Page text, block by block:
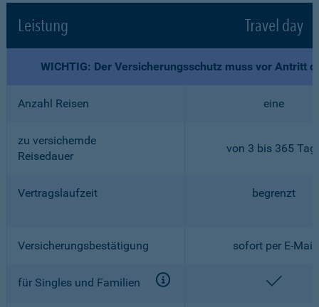
Leistung Travel day
WICHTIG: Der Versicherungsschutz muss vor Antritt
Anzahl Reisen eine
zu versichernde
Reisedauer
von 3 bis 365
Vertragslaufzeit begrenzt
Versicherungsbestätigung sofort per E-Mail
für Singles und Familien